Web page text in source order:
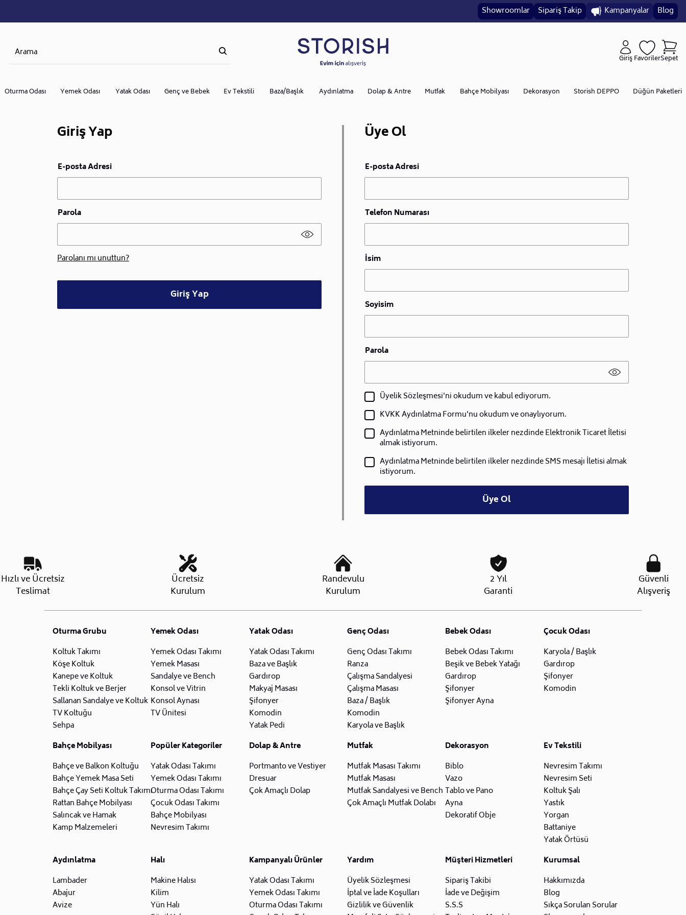
Showroomlar Sipariş Takip Kampanyalar Blog
GirişFavorilerSepet
Oturma Odası Yemek Odası Yatak Odası Genç ve Bebek Ev Tekstili Baza/Başlık Aydınlatma Dolap & Antre Mutfak Bahçe Mobilyası Dekorasyon Storish DEPPO Düğün Paketleri
Giriş Yap
E-posta Adresi
Parola
Parolanı mı unuttun?
Giriş Yap
Üye Ol
E-posta Adresi
Telefon Numarası
İsim
Soyisim
Parola
Üyelik Sözleşmesi'ni okudum ve kabul ediyorum.
KVKK Aydınlatma Formu'nu okudum ve onaylıyorum.
Aydınlatma Metninde belirtilen ilkeler nezdinde Elektronik Ticaret İletisi
almak istiyorum.
Aydınlatma Metninde belirtilen ilkeler nezdinde SMS mesajı İletisi almak
istiyorum.
Üye Ol
Hızlı ve Ücretsiz
Teslimat
Ücretsiz
Kurulum
Randevulu
Kurulum
2 Yıl
Garanti
Güvenli
Alışveriş
Oturma Grubu
Koltuk Takımı
Köşe Koltuk
Kanepe ve Koltuk
Tekli Koltuk ve Berjer
Sallanan Sandalye ve Koltuk
TV Koltuğu
Sehpa
Yemek Odası
Yemek Odası Takımı
Yemek Masası
Sandalye ve Bench
Konsol ve Vitrin
Konsol Aynası
TV Ünitesi
Yatak Odası
Yatak Odası Takımı
Baza ve Başlık
Gardırop
Makyaj Masası
Şifonyer
Komodin
Yatak Pedi
Genç Odası
Genç Odası Takımı
Ranza
Çalışma Sandalyesi
Çalışma Masası
Baza / Başlık
Komodin
Karyola ve Başlık
Bebek Odası
Bebek Odası Takımı
Beşik ve Bebek Yatağı
Gardırop
Şifonyer
Şifonyer Ayna
Çocuk Odası
Karyola / Başlık
Gardırop
Şifonyer
Komodin
Bahçe Mobilyası
Bahçe ve Balkon Koltuğu
Bahçe Yemek Masa Seti
Bahçe Çay Seti Koltuk Takımı
Rattan Bahçe Mobilyası
Salıncak ve Hamak
Kamp Malzemeleri
Popüler Kategoriler
Yatak Odası Takımı
Yemek Odası Takımı
Oturma Odası Takımı
Çocuk Odası Takımı
Bahçe Mobilyası
Nevresim Takımı
Dolap & Antre
Portmanto ve Vestiyer
Dresuar
Çok Amaçlı Dolap
Mutfak
Mutfak Masası Takımı
Mutfak Masası
Mutfak Sandalyesi ve Bench
Çok Amaçlı Mutfak Dolabı
Dekorasyon
Biblo
Vazo
Tablo ve Pano
Ayna
Dekoratif Obje
Ev Tekstili
Nevresim Takımı
Nevresim Seti
Koltuk Şalı
Yastık
Yorgan
Battaniye
Yatak Örtüsü
Aydınlatma
Lambader
Abajur
Avize
Halı
Makine Halısı
Kilim
Yün Halı
Kampanyalı Ürünler
Yatak Odası Takımı
Yemek Odası Takımı
Oturma Odası Takımı
Yardım
Üyelik Sözleşmesi
İptal ve İade Koşulları
Gizlilik ve Güvenlik
Müşteri Hizmetleri
Sipariş Takibi
İade ve Değişim
S.S.S
Kurumsal
Hakkımızda
Blog
Sıkça Sorulan Sorular